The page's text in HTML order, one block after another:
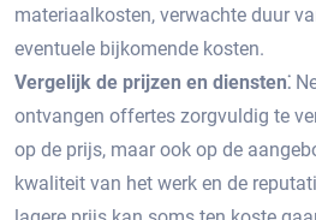
materiaalkosten, verwachte duur
eventuele bijkomende kosten.
Vergelijk de prijzen en diensten⁚
ontvangen offertes zorgvuldig te
op de prijs, maar ook op de
kwaliteit van het werk en de